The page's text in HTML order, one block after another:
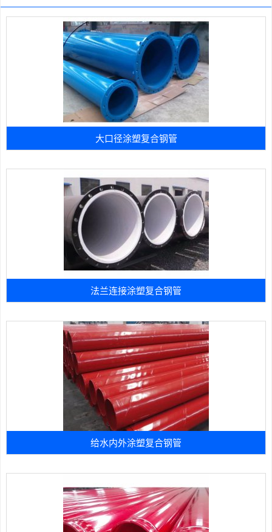
大口径涂塑复合钢管
法兰连接涂塑复合钢管
给水内外涂塑复合钢管